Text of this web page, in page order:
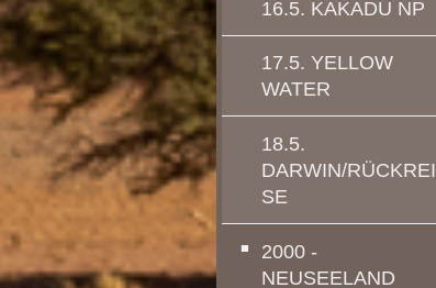
16.5. KAKADU NP
17.5. YELLOW
WATER
18.5.
DARWIN/RÜCKREI
SE
2000 -
NEUSEELAND